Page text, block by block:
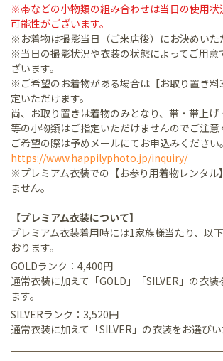
※帯などの小物類の組み合わせは当日の使用状
可能性がございます。
※お着物は撮影当日（ご来店後）にお決めいた
※当日の撮影状況や衣装の状態によってご用意
ざいます。
※ご希望のお着物がある場合は【お取り置き
定いただけます。
尚、お取り置きは着物のみとなり、帯・帯上げ
等の小物類はご指定いただけませんのでご注意
ご希望の際は予めメールにてお申込みください。
https://www.happilyphoto.jp/inquiry/
※プレミアム衣装での【お参り用着物レンタル
ません。
【プレミアム衣装について】
プレミアム衣装着用時には1家族様当たり、以
おります。
GOLDランク：4,400円
通常衣装に加えて「GOLD」「SILVER」の衣
ます。
SILVERランク：3,520円
通常衣装に加えて「SILVER」の衣装をお選びい